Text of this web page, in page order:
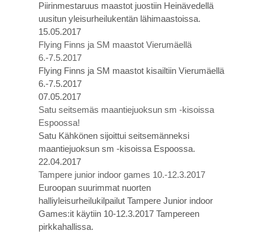
Piirinmestaruus maastot juostiin Heinävedellä
uusitun yleisurheilukentän lähimaastoissa.
15.05.2017
Flying Finns ja SM maastot Vierumäellä
6.-7.5.2017
Flying Finns ja SM maastot kisailtiin Vierumäellä
6.-7.5.2017
07.05.2017
Satu seitsemäs maantiejuoksun sm -kisoissa
Espoossa!
Satu Kähkönen sijoittui seitsemänneksi
maantiejuoksun sm -kisoissa Espoossa.
22.04.2017
Tampere junior indoor games 10.-12.3.2017
Euroopan suurimmat nuorten
halliyleisurheilukilpailut Tampere Junior indoor
Games:it käytiin 10-12.3.2017 Tampereen
pirkkahallissa.